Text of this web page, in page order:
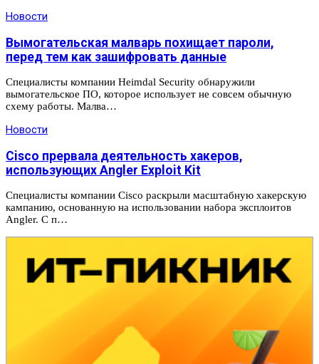
Новости
Вымогательская малварь похищает пароли,
перед тем как зашифровать данные
Специалисты компании Heimdal Security обнаружили
вымогательское ПО, которое использует не совсем обычную
схему работы. Малва…
Новости
Cisco прервала деятельность хакеров,
использующих Angler Exploit Kit
Специалисты компании Cisco раскрыли масштабную хакерскую
кампанию, основанную на использовании набора эксплоитов
Angler. С п…